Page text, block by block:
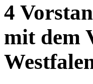
4
mit dem